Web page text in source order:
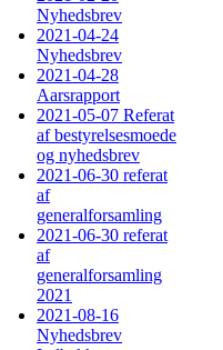
Nyhedsbrev
2021-04-24
Nyhedsbrev
2021-04-28
Aarsrapport
2021-05-07 Referat
af bestyrelsesmoede
og nyhedsbrev
2021-06-30 referat
af
generalforsamling
2021-06-30 referat
af
generalforsamling
2021
2021-08-16
Nyhedsbrev